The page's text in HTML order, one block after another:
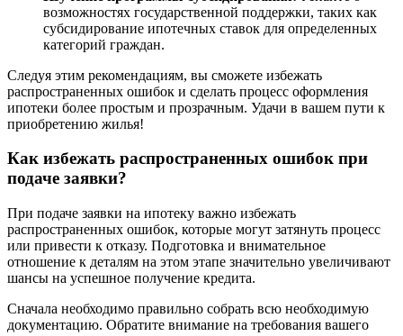
возможностях государственной поддержки, таких как
субсидирование ипотечных ставок для определенных
категорий граждан.
Следуя этим рекомендациям, вы сможете избежать
распространенных ошибок и сделать процесс оформления
ипотеки более простым и прозрачным. Удачи в вашем пути к
приобретению жилья!
Как избежать распространенных ошибок при
подаче заявки?
При подаче заявки на ипотеку важно избежать
распространенных ошибок, которые могут затянуть процесс
или привести к отказу. Подготовка и внимательное
отношение к деталям на этом этапе значительно увеличивают
шансы на успешное получение кредита.
Сначала необходимо правильно собрать всю необходимую
документацию. Обратите внимание на требования вашего